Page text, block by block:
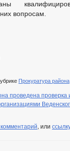
вопросам.
Прокуратура района
проведена проверка
, или